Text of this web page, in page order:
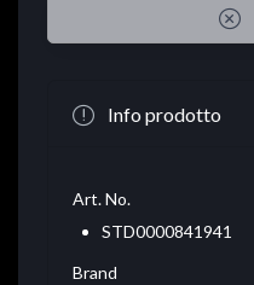
Info prodotto
Art. No.
STD0000841941
Brand